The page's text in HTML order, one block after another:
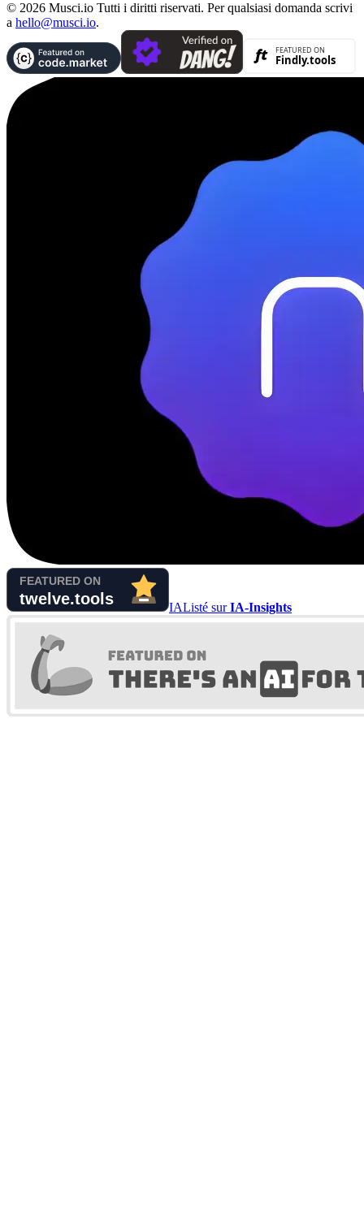
© 2026 Musci.io Tutti i diritti riservati. Per qualsiasi domanda scrivi
a hello@musci.io.
IAListé surIA-Insights